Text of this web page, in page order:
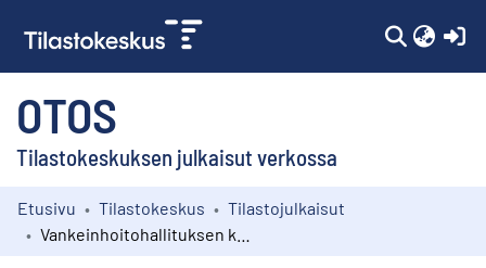
OTOS
Tilastokeskuksen julkaisut verkossa
Kokoelmat
Etusivu Tilastokeskus
Tilastojulkaisut